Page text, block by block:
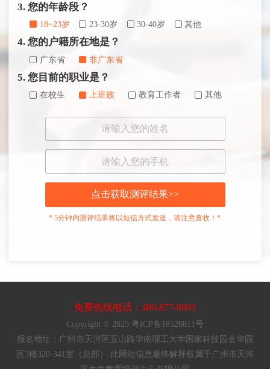
3. 您的年龄段？
18~23岁 23-30岁 30-40岁 其他
4. 您的户籍所在地是？
广东省 非广东省
5. 您目前的职业是？
在校生 上班族 教育工作者 其他
点击获取测评结果>>
* 5分钟内测评结果将以短信方式发送，请注意查收！*
免费热线电话：400-877-8003
Copyright © 2025 粤ICP备18120811号
报名地址：广州市天河区五山路华南理工大学国家科技园金华园
区3楼320-341室（总部） 此网站信息最终解释权属于广州市天河